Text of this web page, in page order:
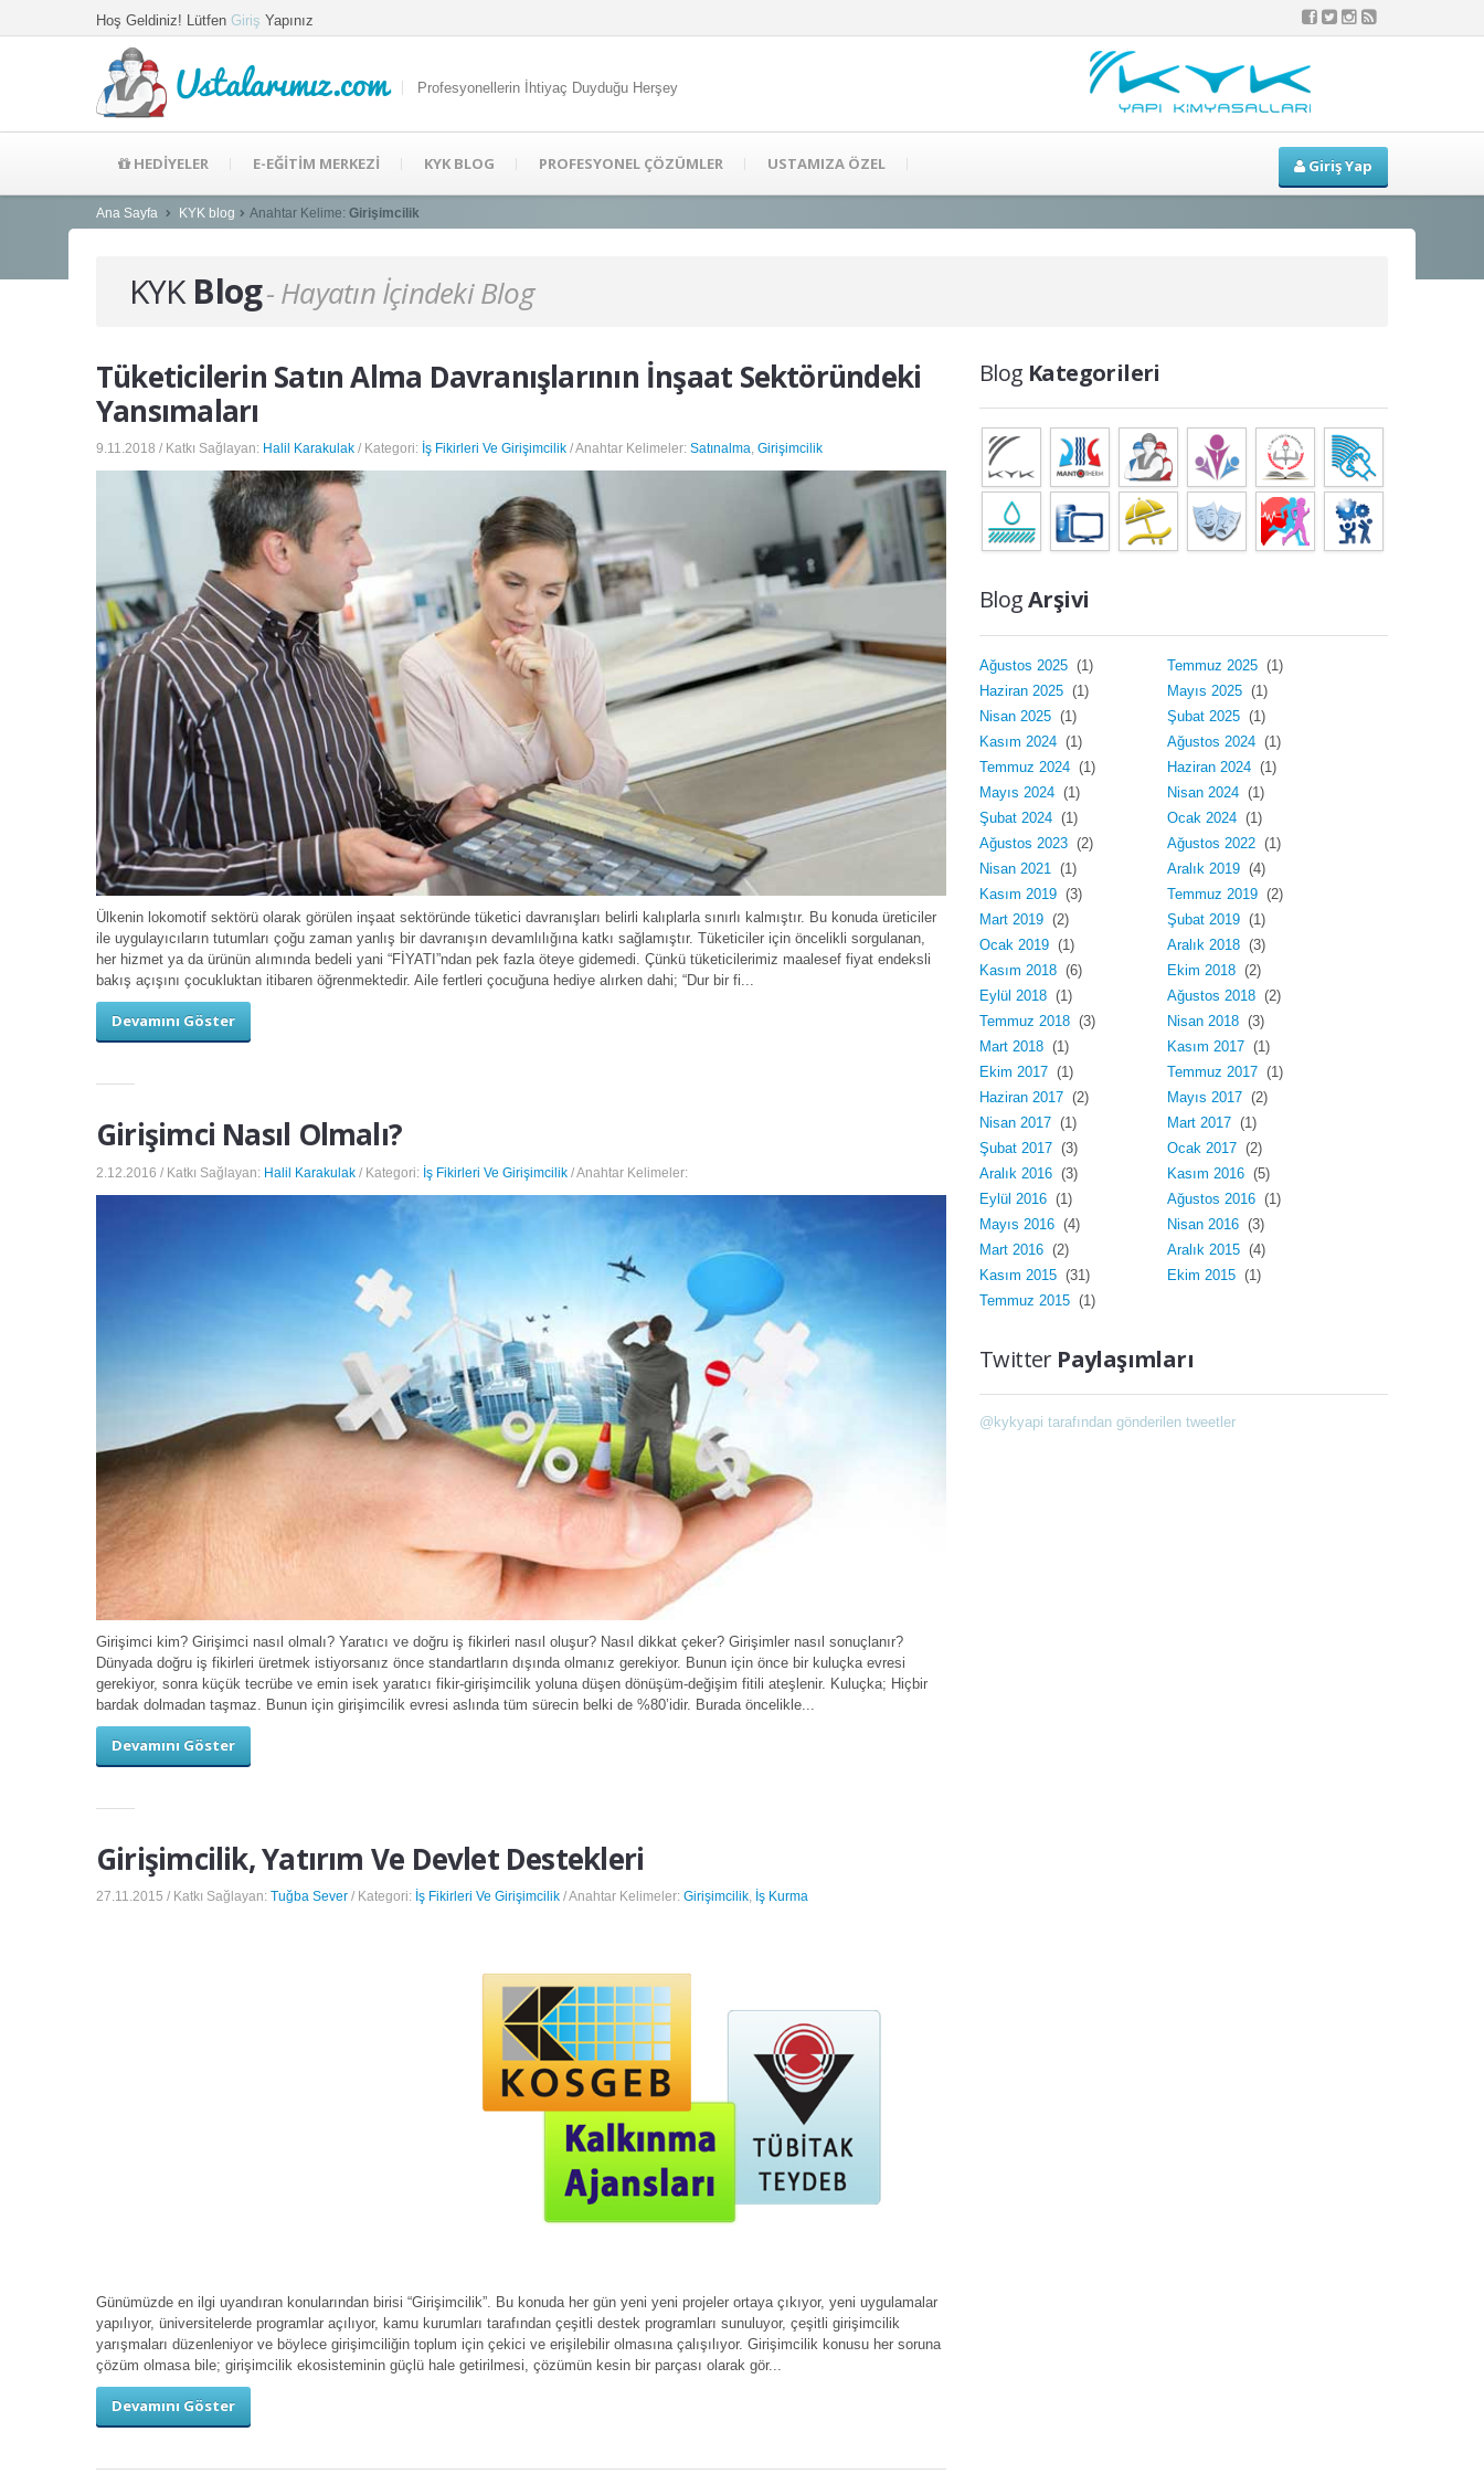
Hoş Geldiniz! Lütfen Giriş Yapınız
Ustalarımız.com Profesyonellerin İhtiyaç Duyduğu Herşey
HEDİYELER E-EĞİTİM MERKEZİ KYK BLOG PROFESYONEL ÇÖZÜMLER USTAMIZA ÖZEL Giriş Yap
Ana Sayfa KYK blog Anahtar Kelime: Girişimcilik
KYKBlog- Hayatın İçindeki Blog
Tüketicilerin Satın Alma Davranışlarının İnşaat Sektöründeki
Yansımaları
9.11.2018 / Katkı Sağlayan: Halil Karakulak / Kategori: İş Fikirleri Ve Girişimcilik / Anahtar Kelimeler: Satınalma, Girişimcilik
Ülkenin lokomotif sektörü olarak görülen inşaat sektöründe tüketici davranışları belirli kalıplarla sınırlı kalmıştır. Bu konuda üreticiler
ile uygulayıcıların tutumları çoğu zaman yanlış bir davranışın devamlılığına katkı sağlamıştır. Tüketiciler için öncelikli sorgulanan,
her hizmet ya da ürünün alımında bedeli yani “FİYATI”ndan pek fazla öteye gidemedi. Çünkü tüketicilerimiz maalesef fiyat endeksli
bakış açışını çocukluktan itibaren öğrenmektedir. Aile fertleri çocuğuna hediye alırken dahi; “Dur bir fi...
Devamını Göster
Girişimci Nasıl Olmalı?
2.12.2016 / Katkı Sağlayan: Halil Karakulak / Kategori: İş Fikirleri Ve Girişimcilik / Anahtar Kelimeler:
Girişimci kim? Girişimci nasıl olmalı? Yaratıcı ve doğru iş fikirleri nasıl oluşur? Nasıl dikkat çeker? Girişimler nasıl sonuçlanır?
Dünyada doğru iş fikirleri üretmek istiyorsanız önce standartların dışında olmanız gerekiyor. Bunun için önce bir kuluçka evresi
gerekiyor, sonra küçük tecrübe ve emin isek yaratıcı fikir-girişimcilik yoluna düşen dönüşüm-değişim fitili ateşlenir. Kuluçka; Hiçbir
bardak dolmadan taşmaz. Bunun için girişimcilik evresi aslında tüm sürecin belki de %80’idir. Burada öncelikle...
Devamını Göster
Girişimcilik, Yatırım Ve Devlet Destekleri
27.11.2015 / Katkı Sağlayan: Tuğba Sever / Kategori: İş Fikirleri Ve Girişimcilik / Anahtar Kelimeler: Girişimcilik, İş Kurma
Günümüzde en ilgi uyandıran konularından birisi “Girişimcilik”. Bu konuda her gün yeni yeni projeler ortaya çıkıyor, yeni uygulamalar
yapılıyor, üniversitelerde programlar açılıyor, kamu kurumları tarafından çeşitli destek programları sunuluyor, çeşitli girişimcilik
yarışmaları düzenleniyor ve böylece girişimciliğin toplum için çekici ve erişilebilir olmasına çalışılıyor. Girişimcilik konusu her soruna
çözüm olmasa bile; girişimcilik ekosisteminin güçlü hale getirilmesi, çözümün kesin bir parçası olarak gör...
Devamını Göster
Blog Kategorileri
BlogArşivi
Ağustos 2025 (1) Temmuz 2025 (1)
Haziran 2025 (1) Mayıs 2025 (1)
Nisan 2025 (1) Şubat 2025 (1)
Kasım 2024 (1) Ağustos 2024 (1)
Temmuz 2024 (1) Haziran 2024 (1)
Mayıs 2024 (1) Nisan 2024 (1)
Şubat 2024 (1) Ocak 2024 (1)
Ağustos 2023 (2) Ağustos 2022 (1)
Nisan 2021
(1) Aralık 2019 (4)
Kasım 2019 (3) Temmuz 2019 (2)
Mart 2019 (2) Şubat 2019 (1)
Ocak 2019 (1) Aralık 2018 (3)
Kasım 2018 (6) Ekim 2018 (2)
Eylül 2018 (1) Ağustos 2018 (2)
Temmuz 2018 (3) Nisan 2018 (3)
Mart 2018 (1) Kasım 2017 (1)
Ekim 2017 (1) Temmuz 2017 (1)
Haziran 2017 (2) Mayıs 2017 (2)
Nisan 2017 (1) Mart 2017 (1)
Şubat 2017 (3) Ocak 2017 (2)
Aralık 2016 (3) Kasım 2016 (5)
Eylül 2016 (1) Ağustos 2016 (1)
Mayıs 2016 (4) Nisan 2016 (3)
Mart 2016 (2) Aralık 2015 (4)
Kasım 2015 (31) Ekim 2015 (1)
Temmuz 2015 (1)
TwitterPaylaşımları
@kykyapi tarafından gönderilen tweetler